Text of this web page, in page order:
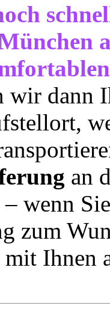
wir dann
an
– wenn
zum
Ihnen